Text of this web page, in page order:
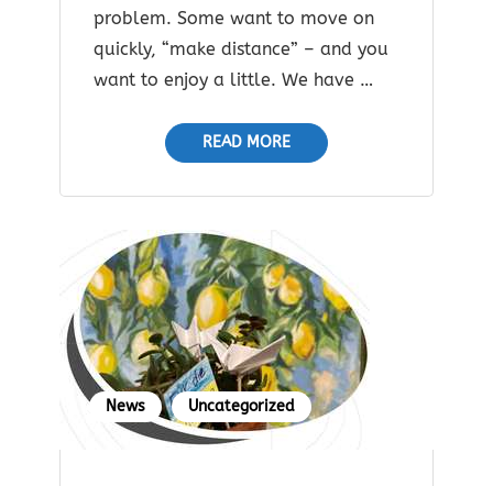
problem. Some want to move on
quickly, “make distance” – and you
want to enjoy a little. We have …
READ MORE
News Uncategorized